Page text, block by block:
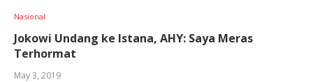
Nasional
Jokowi Undang ke Istana, AHY: Saya Meras
Terhormat
May 3, 2019